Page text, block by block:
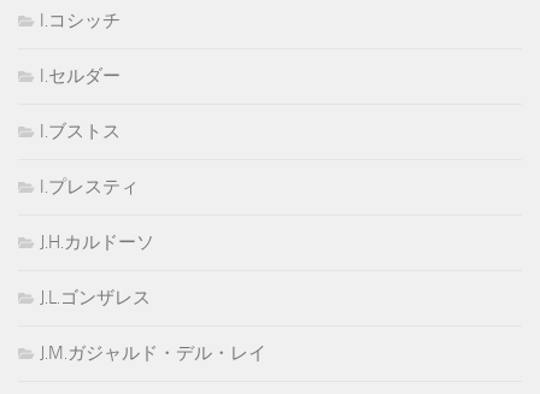
I.コシッチ
I.セルダー
I.ブストス
I.プレスティ
J.H.カルドーソ
J.L.ゴンザレス
J.M.ガジャルド・デル・レイ